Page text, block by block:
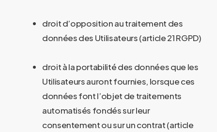
droit d’opposition au traitement des
données des Utilisateurs (article 21 RGPD)
droit à la portabilité des données que les
Utilisateurs auront fournies, lorsque ces
données font l’objet de traitements
automatisés fondés sur leur
consentement ou sur un contrat (article